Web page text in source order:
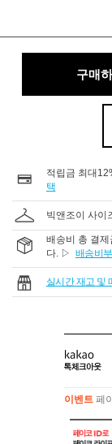
구매
적립금 최대
택
빅앤조이 사이
배송비 총 결
다. ▷ 배송비
실시간 재고 및
이벤트 페
이벤트페